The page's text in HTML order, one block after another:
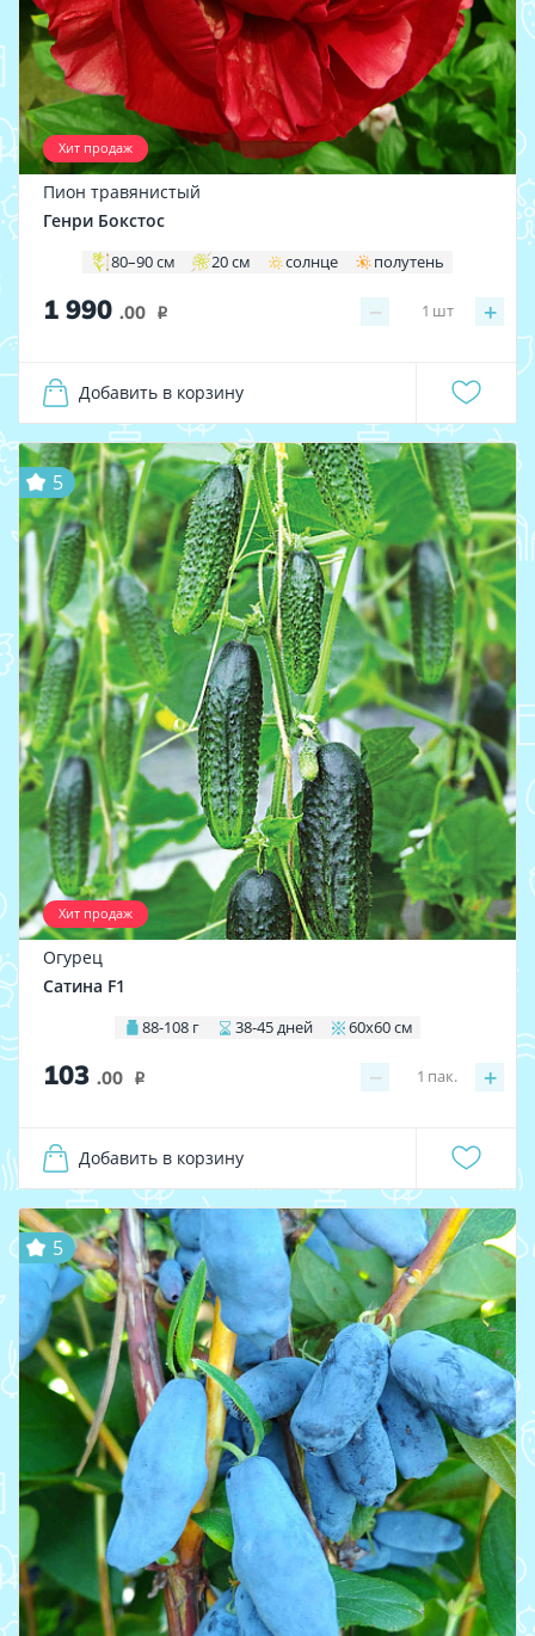
Хит продаж
Пион травянистый
Генри Бокстос
80–90 см 20 см солнце полутень
1 990 .00 i − +
1 шт
Добавить в корзину
Хит продаж
5
Огурец
Сатина F1
88-108 г 38-45 дней 60х60 см
103 .00 i − +
1 пак.
Добавить в корзину
5